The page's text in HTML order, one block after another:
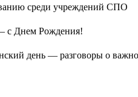
среди учреждений СПО
с Днем Рождения!
день — разговоры о